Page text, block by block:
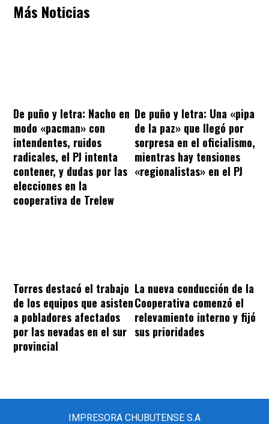
Más Noticias
De puño y letra: Nacho en
modo «pacman» con
intendentes, ruidos
radicales, el PJ intenta
contener, y dudas por las
elecciones en la
cooperativa de Trelew
De puño y letra: Una «pipa
de la paz» que llegó por
sorpresa en el oficialismo,
mientras hay tensiones
«regionalistas» en el PJ
Torres destacó el trabajo
de los equipos que asisten
a pobladores afectados
por las nevadas en el sur
provincial
La nueva conducción de la
Cooperativa comenzó el
relevamiento interno y fijó
sus prioridades
IMPRESORA CHUBUTENSE S.A